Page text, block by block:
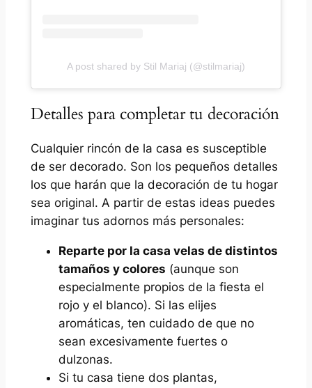
A post shared by Stil Mariaj (@stilmariaj)
Detalles para completar tu decoración
Cualquier rincón de la casa es susceptible
de ser decorado. Son los pequeños detalles
los que harán que la decoración de tu hogar
sea original. A partir de estas ideas puedes
imaginar tus adornos más personales:
Reparte por la casa velas de distintos
tamaños y colores (aunque son
especialmente propios de la fiesta el
rojo y el blanco). Si las elijes
aromáticas, ten cuidado de que no
sean excesivamente fuertes o
dulzonas.
Si tu casa tiene dos plantas,